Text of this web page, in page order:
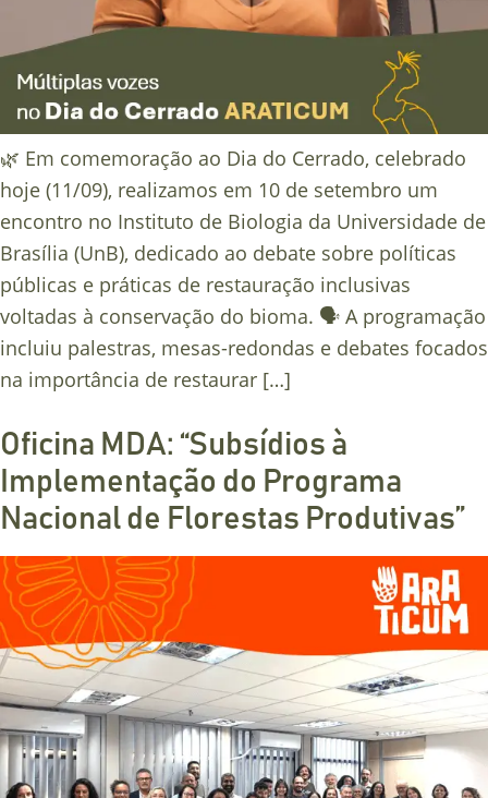
🌿 Em comemoração ao Dia do Cerrado, celebrado
hoje (11/09), realizamos em 10 de setembro um
encontro no Instituto de Biologia da Universidade de
Brasília (UnB), dedicado ao debate sobre políticas
públicas e práticas de restauração inclusivas
voltadas à conservação do bioma. 🗣️ A programação
incluiu palestras, mesas-redondas e debates focados
na importância de restaurar […]
Oficina MDA: “Subsídios à
Implementação do Programa
Nacional de Florestas Produtivas”